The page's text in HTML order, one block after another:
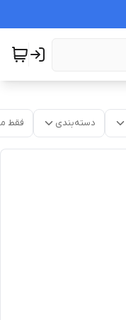
دسته‌بندی فقط